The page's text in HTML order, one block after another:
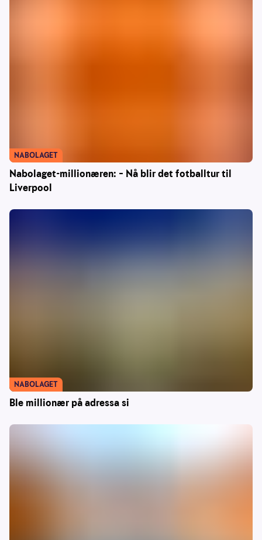
Nabolaget-millionæren: – Nå blir det fotballtur til
Liverpool
NABOLAGET
Ble millionær på adressa si
NABOLAGET